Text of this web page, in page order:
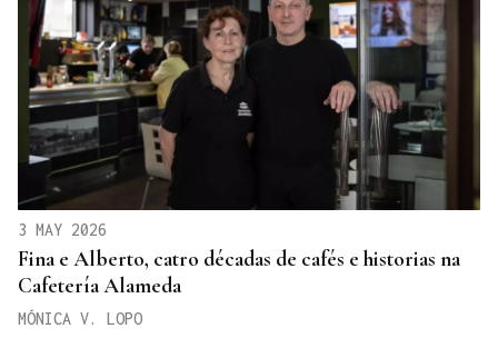
3 MAY 2026
Fina e Alberto, catro décadas de cafés e historias na
Cafetería Alameda
MÓNICA V. LOPO